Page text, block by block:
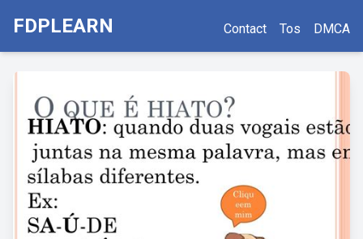
FDPLEARN Contact Tos DMCA